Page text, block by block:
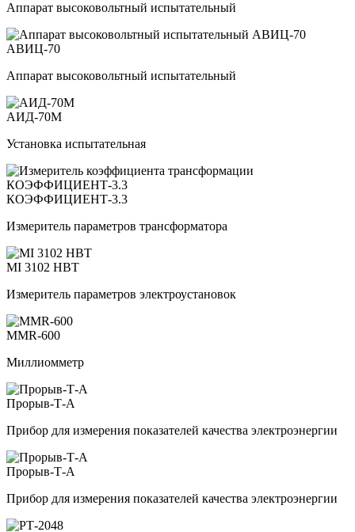
Аппарат высоковольтный испытательный
АВИЦ-70
Аппарат высоковольтный испытательный
АИД-70М
Установка испытательная
КОЭФФИЦИЕНТ-3.3
Измеритель параметров трансформатора
MI 3102 HBT
Измеритель параметров электроустановок
MMR-600
Миллиомметр
Прорыв-Т-А
Прибор для измерения показателей качества электроэнергии
Прорыв-Т-А
Прибор для измерения показателей качества электроэнергии